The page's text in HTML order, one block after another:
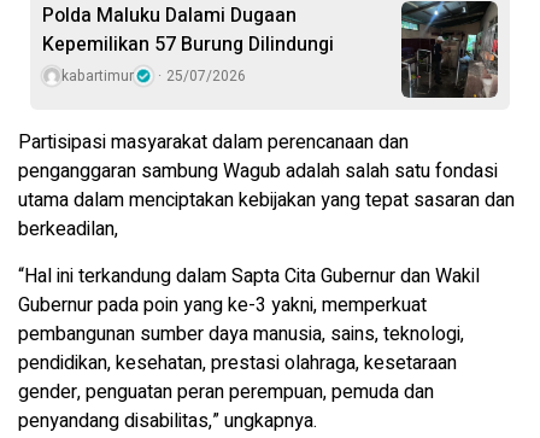
Polda Maluku Dalami Dugaan
Kepemilikan 57 Burung Dilindungi
kabartimur 25/07/2026
Partisipasi masyarakat dalam perencanaan dan
penganggaran sambung Wagub adalah salah satu fondasi
utama dalam menciptakan kebijakan yang tepat sasaran dan
berkeadilan,
“Hal ini terkandung dalam Sapta Cita Gubernur dan Wakil
Gubernur pada poin yang ke-3 yakni, memperkuat
pembangunan sumber daya manusia, sains, teknologi,
pendidikan, kesehatan, prestasi olahraga, kesetaraan
gender, penguatan peran perempuan, pemuda dan
penyandang disabilitas,” ungkapnya.